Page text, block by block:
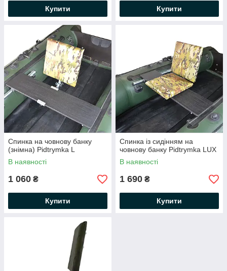
Купити Купити
Спинка на човнову банку
(знімна) Pidtrymka L
В наявності
1 060 ₴
Купити
Спинка із сидінням на
човнову банку Pidtrymka LUX
В наявності
1 690 ₴
Купити